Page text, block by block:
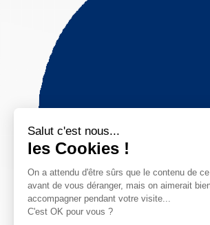
Salut c'est nous...
les Cookies !
On a attendu d'être sûrs que le contenu de
avant de vous déranger, mais on aimerait
accompagner pendant votre visite...
C'est OK pour vous ?